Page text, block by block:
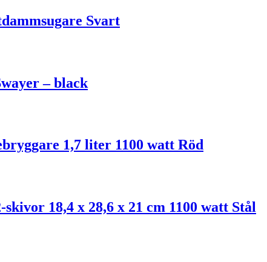
Svart
– black
1,7 liter 1100 watt Röd
18,4 x 28,6 x 21 cm 1100 watt Stål